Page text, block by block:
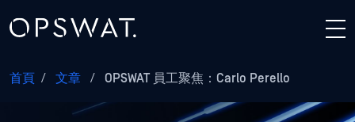
首頁 / 文章 / OPSWAT 員工聚焦：Carlo Perello